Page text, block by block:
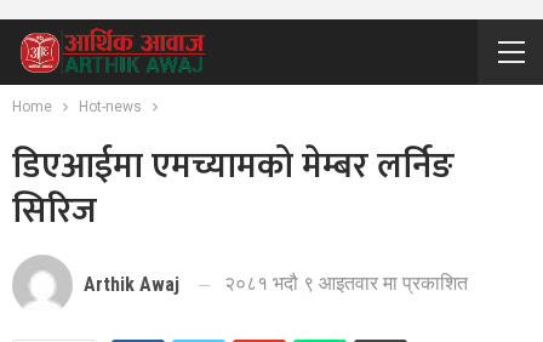
Home Hot-news
डिएआईमा एमच्यामको मेम्बर लर्निङ
सिरिज
Arthik Awaj २०८१ भदौ ९ आइतवार मा प्रकाशित